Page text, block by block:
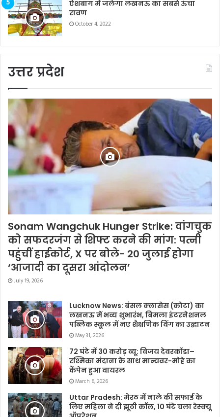
ऐशबाग में जलेगा लखनऊ का सबसे ऊंचा
रावण
October 4, 2022
उत्तर प्रदेश
Sonam Wangchuk Hunger Strike: वांगचुक
को सफदरजंग से शिफ्ट करने की मांग: पत्नी
पहुंचीं हाईकोर्ट, X पर बोले- 20 जुलाई होगा
‘आजादी का दूसरा आंदोलन’
July 19, 2026
Lucknow News: बंसल क्लासेस (कोटा) का
लखनऊ में भव्य शुभारंभ, बिमला इंटरनेशनल
पब्लिक स्कूल में नए शैक्षणिक विंग का उद्घाटन
May 31, 2026
72 घंटे में 30 करोड़ व्यू: विजय देवरकोंडा–
रश्मिका मंदाना के साथ मान्यवर-मोहे का
कैंपेन हुआ वायरल
March 6, 2026
Uttar Pradesh: मेरठ में नाले की सफाई के
लिए महिला ने दी झूठी कॉल, 10 घंटे चला रेस्क्यू